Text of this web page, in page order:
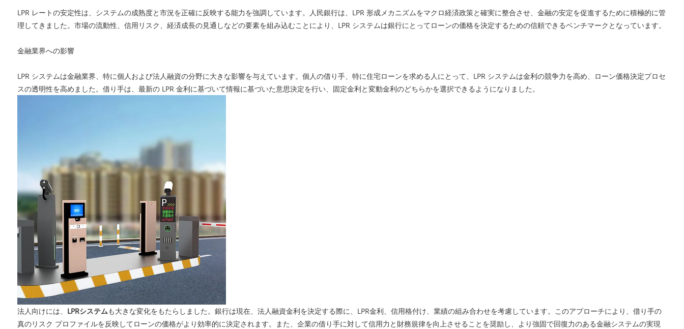
LPR レートの安定性は、システムの成熟度と市況を正確に反映する能力を強調しています。人民銀行は、LPR 形成メカニズムをマクロ経済政策と確実に整合させ、金融の安定を促進するために積極的に管
理してきました。市場の流動性、信用リスク、経済成長の見通しなどの要素を組み込むことにより、LPR システムは銀行にとってローンの価格を決定するための信頼できるベンチマークとなっています。
金融業界への影響
LPR システムは金融業界、特に個人および法人融資の分野に大きな影響を与えています。個人の借り手、特に住宅ローンを求める人にとって、LPR システムは金利の競争力を高め、ローン価格決定プロセ
スの透明性を高めました。借り手は、最新の LPR 金利に基づいて情報に基づいた意思決定を行い、固定金利と変動金利のどちらかを選択できるようになりました。
法人向けには、 LPRシステムも大きな変化をもたらしました。銀行は現在、法人融資金利を決定する際に、LPR金利、信用格付け、業績の組み合わせを考慮しています。このアプローチにより、借り手の
真のリスク プロファイルを反映してローンの価格がより効率的に決定されます。また、企業の借り手に対して信用力と財務規律を向上させることを奨励し、より強固で回復力のある金融システムの実現